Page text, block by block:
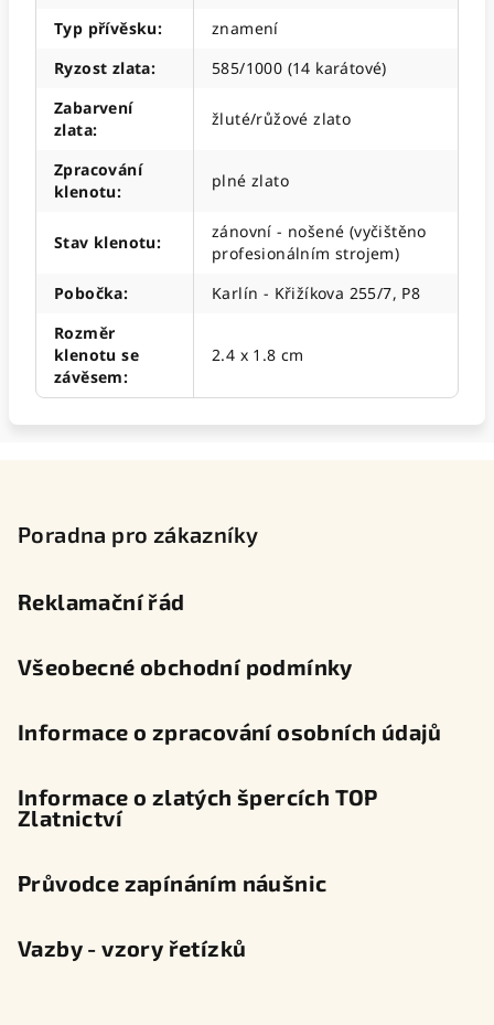
Typ přívěsku:
znamení
Ryzost zlata:
585/1000 (14 karátové)
Zabarvení
zlata:
žluté/růžové zlato
Zpracování
klenotu:
plné zlato
Stav klenotu:
zánovní - nošené (vyčištěno
profesionálním strojem)
Pobočka:
Karlín - Křižíkova 255/7, P8
Rozměr
klenotu se
závěsem:
2.4 x 1.8 cm
Poradna pro zákazníky
Reklamační řád
Všeobecné obchodní podmínky
Informace o zpracování osobních údajů
Informace o zlatých špercích TOP
Zlatnictví
Průvodce zapínáním náušnic
Vazby - vzory řetízků